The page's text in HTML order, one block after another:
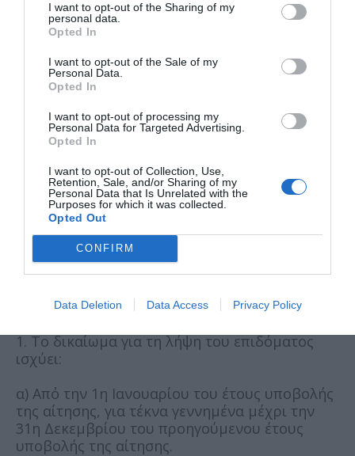
I want to opt-out of the Sharing of my
personal data.
Opted In
I want to opt-out of the Sale of my
Personal Data.
Opted In
I want to opt-out of processing my
Personal Data for Targeted Advertising.
Opted In
I want to opt-out of Collection, Use,
Retention, Sale, and/or Sharing of my
Personal Data that Is Unrelated with the
Purposes for which it was collected.
Opted Out
CONFIRM
Data Deletion Data Access Privacy Policy
πράξη και έχει την επιμέλεια με δικαστική
απόφαση.
γ) Τα τέκνα συζύγων σε διάσταση, εφόσον ο
αιτών γονέας έχει με δικαστική απόφαση ή
συμβολαιογραφική πράξη ή ιδιωτικό
συμφωνητικό την επιμέλεια των τέκνων ή
υπεύθυνη δήλωση του άλλου γονέα η οποία
φέρει το γνήσιο της υπογραφής του.
Προκειμένου δε για ενήλικα τέκνα, εφόσον
έχει την κύρια ή αποκλειστική ευθύνη
διατροφής των τέκνων, η οποία βεβαιώνεται
με υπεύθυνη δήλωση του τέκνου που φέρει το
γνήσιο της υπογραφής του.
επιδόματος
1. Το δικαίωμα για τη λήψη του επιδόματος
ισχύει:
α) Από την 1η Ιανουαρίου του έτους υποβολής
της αίτησης, για τέκνα γεννημένα μέχρι την
31η Δεκεμβρίου του προηγούμενου έτους
υποβολής της αίτησης.